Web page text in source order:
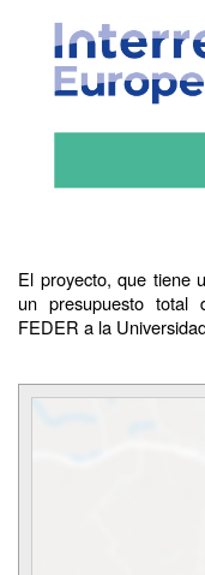
El proyecto, que tiene
un presupuesto total
FEDER a la